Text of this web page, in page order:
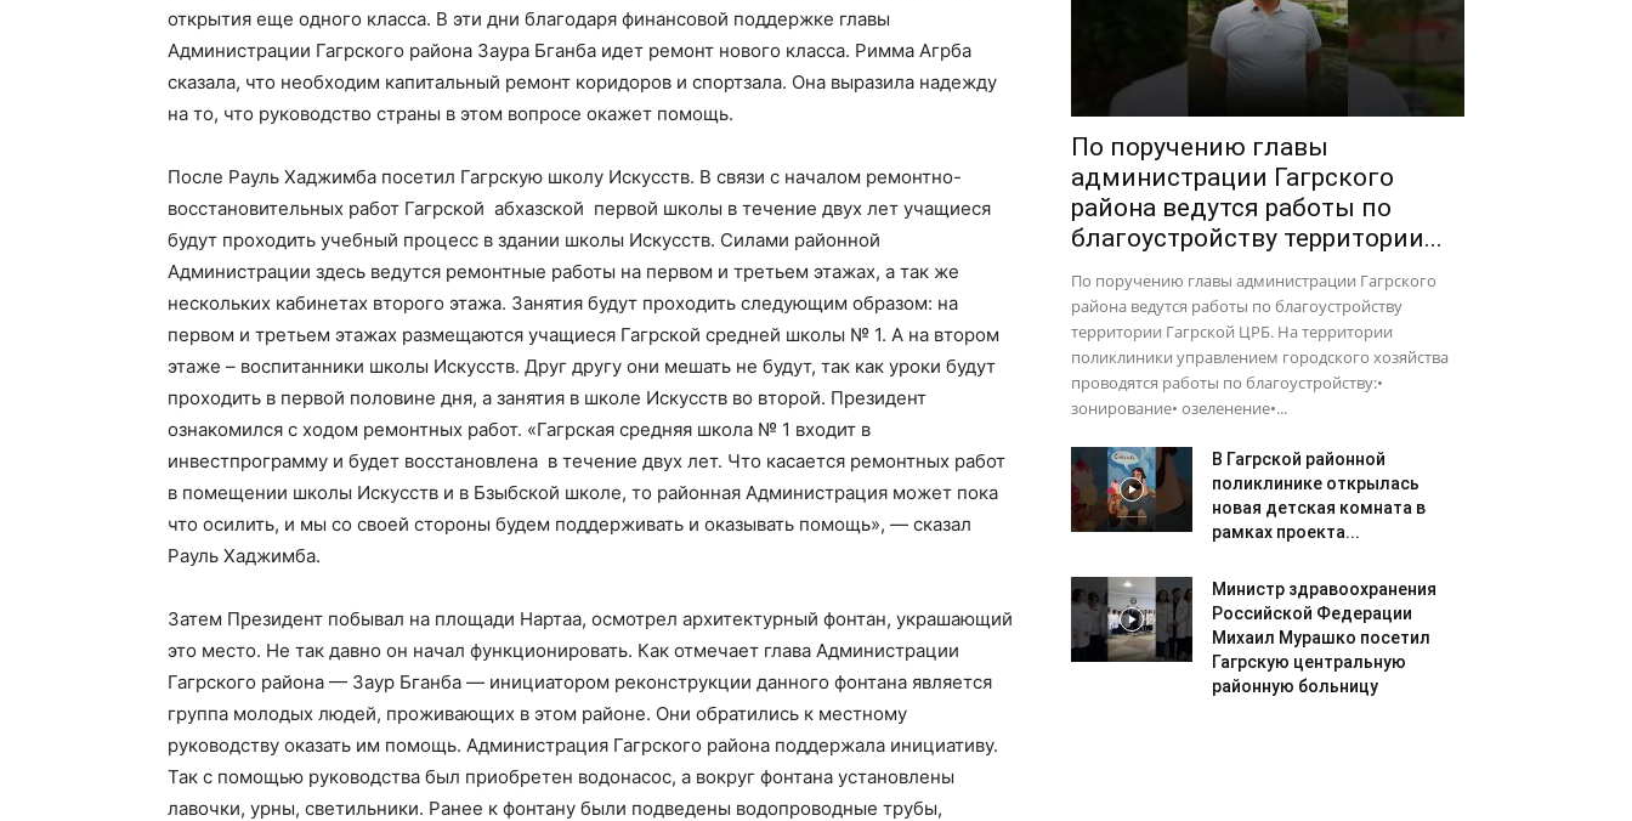
открытия еще одного класса. В эти дни благодаря финансовой поддержке главы
Администрации Гагрского района Заура Бганба идет ремонт нового класса. Римма Агрба
сказала, что необходим капитальный ремонт коридоров и спортзала. Она выразила надежду
на то, что руководство страны в этом вопросе окажет помощь.
После Рауль Хаджимба посетил Гагрскую школу Искусств. В связи с началом ремонтно-
восстановительных работ Гагрской абхазской первой школы в течение двух лет учащиеся
будут проходить учебный процесс в здании школы Искусств. Силами районной
Администрации здесь ведутся ремонтные работы на первом и третьем этажах, а так же
нескольких кабинетах второго этажа. Занятия будут проходить следующим образом: на
первом и третьем этажах размещаются учащиеся Гагрской средней школы № 1. А на втором
этаже – воспитанники школы Искусств. Друг другу они мешать не будут, так как уроки будут
проходить в первой половине дня, а занятия в школе Искусств во второй. Президент
ознакомился с ходом ремонтных работ. «Гагрская средняя школа № 1 входит в
инвестпрограмму и будет восстановлена в течение двух лет. Что касается ремонтных работ
в помещении школы Искусств и в Бзыбской школе, то районная Администрация может пока
что осилить, и мы со своей стороны будем поддерживать и оказывать помощь», — сказал
Рауль Хаджимба.
Затем Президент побывал на площади Нартаа, осмотрел архитектурный фонтан, украшающий
это место. Не так давно он начал функционировать. Как отмечает глава Администрации
Гагрского района — Заур Бганба — инициатором реконструкции данного фонтана является
группа молодых людей, проживающих в этом районе. Они обратились к местному
руководству оказать им помощь. Администрация Гагрского района поддержала инициативу.
Так с помощью руководства был приобретен водонасос, а вокруг фонтана установлены
лавочки, урны, светильники. Ранее к фонтану были подведены водопроводные трубы,
По поручению главы
администрации Гагрского
района ведутся работы по
благоустройству территории...
По поручению главы администрации Гагрского
района ведутся работы по благоустройству
территории Гагрской ЦРБ. На территории
поликлиники управлением городского хозяйства
проводятся работы по благоустройству:•
зонирование• озеленение•...
В Гагрской районной
поликлинике открылась
новая детская комната в
рамках проекта...
Министр здравоохранения
Российской Федерации
Михаил Мурашко посетил
Гагрскую центральную
районную больницу